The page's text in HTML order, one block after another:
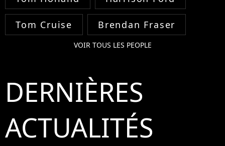
Tom Cruise Brendan Fraser
VOIR TOUS LES PEOPLE
DERNIÈRES
ACTUALITÉS